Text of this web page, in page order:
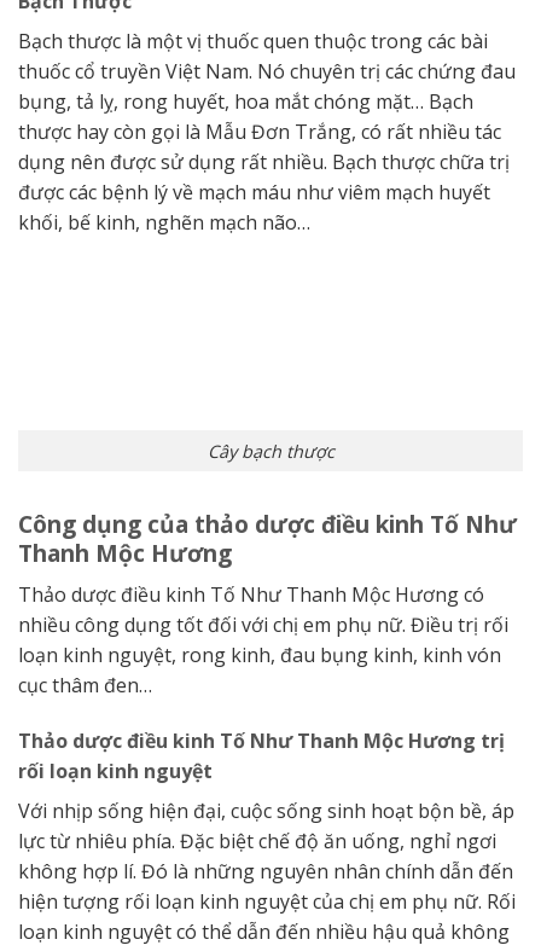
Bạch thược là một vị thuốc quen thuộc trong các bài
thuốc cổ truyền Việt Nam. Nó chuyên trị các chứng đau
bụng, tả lỵ, rong huyết, hoa mắt chóng mặt… Bạch
thược hay còn gọi là Mẫu Đơn Trắng, có rất nhiều tác
dụng nên được sử dụng rất nhiều. Bạch thược chữa trị
được các bệnh lý về mạch máu như viêm mạch huyết
khối, bế kinh, nghẽn mạch não…
Cây bạch thược
Công dụng của thảo dược điều kinh Tố Như
Thanh Mộc Hương
Thảo dược điều kinh Tố Như Thanh Mộc Hương có
nhiều công dụng tốt đối với chị em phụ nữ. Điều trị rối
loạn kinh nguyệt, rong kinh, đau bụng kinh, kinh vón
cục thâm đen…
Thảo dược điều kinh Tố Như Thanh Mộc Hương trị
rối loạn kinh nguyệt
Với nhịp sống hiện đại, cuộc sống sinh hoạt bộn bề, áp
lực từ nhiêu phía. Đặc biệt chế độ ăn uống, nghỉ ngơi
không hợp lí. Đó là những nguyên nhân chính dẫn đến
hiện tượng rối loạn kinh nguyệt của chị em phụ nữ. Rối
loạn kinh nguyệt có thể dẫn đến nhiều hậu quả không